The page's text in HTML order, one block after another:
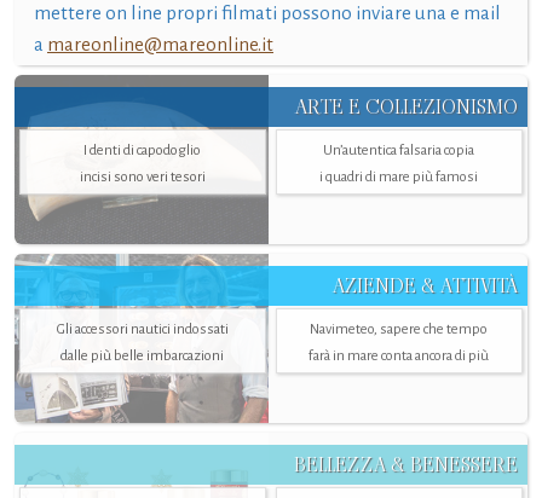
mettere on line propri filmati possono inviare una e mail
a mareonline@mareonline.it
ARTE E COLLEZIONISMO
I denti di capodoglio
incisi sono veri tesori
Un’autentica falsaria copia
i quadri di mare più famosi
AZIENDE & ATTIVITÀ
Gli accessori nautici indossati
dalle più belle imbarcazioni
Navimeteo, sapere che tempo
farà in mare conta ancora di più
BELLEZZA & BENESSERE